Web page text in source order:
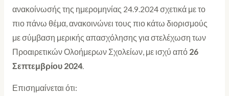
ανακοίνωσής της ημερομηνίας 24.9.2024 σχετικά με το
πιο πάνω θέμα, ανακοινώνει τους πιο κάτω διορισμούς
με σύμβαση μερικής απασχόλησης για στελέχωση των
Προαιρετικών Ολοήμερων Σχολείων, με ισχύ από 26
Σεπτεμβρίου 2024.
Επισημαίνεται ότι: